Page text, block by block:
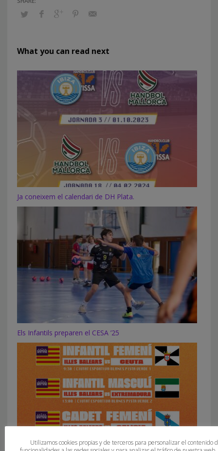
What you can read next
Ja coneixem el calendari de DH Plata.
Els Infantils preparen el CESA ’25
Utilizamos cookies propias y de terceros para personalizar el contenido